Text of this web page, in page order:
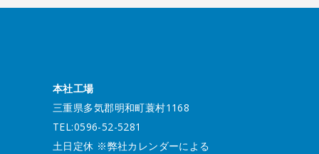
本社工場
三重県多気郡明和町蓑村1168
TEL:0596-52-5281
土日定休 ※弊社カレンダーによる